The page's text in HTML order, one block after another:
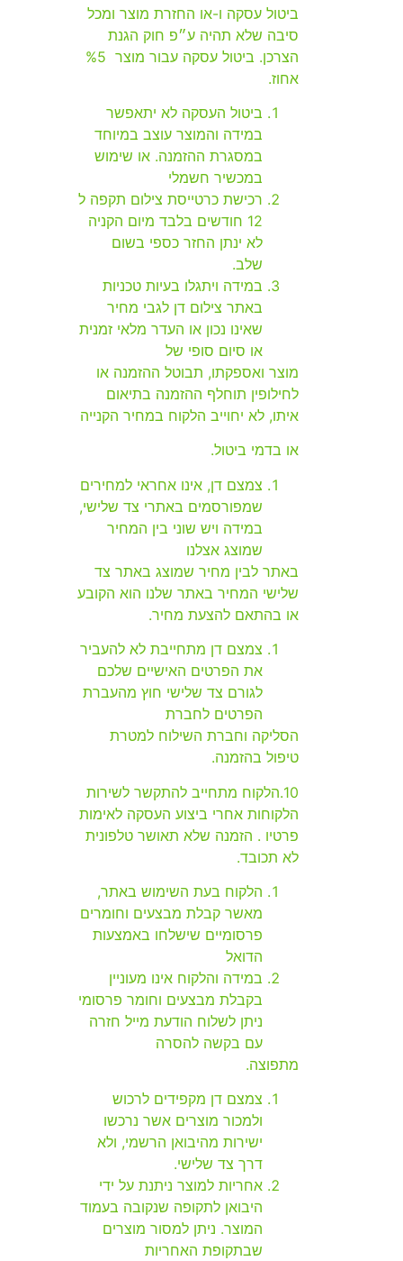
ביטול עסקה ו-או החזרת מוצר ומכל
סיבה שלא תהיה ע״פ חוק הגנת
הצרכן. ביטול עסקה עבור מוצר %5
אחוז.
ביטול העסקה לא יתאפשר
במידה והמוצר עוצב במיוחד
במסגרת ההזמנה. או שימוש
במכשיר חשמלי
רכישת כרטייסת צילום תקפה ל
12 חודשים בלבד מיום הקניה
לא ינתן החזר כספי בשום
שלב.
במידה ויתגלו בעיות טכניות
באתר צילום דן לגבי מחיר
שאינו נכון או העדר מלאי זמנית
או סיום סופי של
מוצר ואספקתו, תבוטל ההזמנה או
לחילופין תוחלף ההזמנה בתיאום
איתו, לא יחוייב הלקוח במחיר הקנייה
או בדמי ביטול.
צמצם דן, אינו אחראי למחירים
שמפורסמים באתרי צד שלישי,
במידה ויש שוני בין המחיר
שמוצג אצלנו
באתר לבין מחיר שמוצג באתר צד
שלישי המחיר באתר שלנו הוא הקובע
או בהתאם להצעת מחיר.
צמצם דן מתחייבת לא להעביר
את הפרטים האישיים שלכם
לגורם צד שלישי חוץ מהעברת
הפרטים לחברת
הסליקה וחברת השילוח למטרת
טיפול בהזמנה.
10.הלקוח מתחייב להתקשר לשירות
הלקוחות אחרי ביצוע העסקה לאימות
פרטיו . הזמנה שלא תאושר טלפונית
לא תכובד.
הלקוח בעת השימוש באתר,
מאשר קבלת מבצעים וחומרים
פרסומיים שישלחו באמצעות
הדואל
במידה והלקוח אינו מעוניין
בקבלת מבצעים וחומר פרסומי
ניתן לשלוח הודעת מייל חזרה
עם בקשה להסרה
מתפוצה.
צמצם דן מקפידים לרכוש
ולמכור מוצרים אשר נרכשו
ישירות מהיבואן הרשמי, ולא
דרך צד שלישי.
אחריות למוצר ניתנת על ידי
היבואן לתקופה שנקובה בעמוד
המוצר. ניתן למסור מוצרים
שבתקופת האחריות